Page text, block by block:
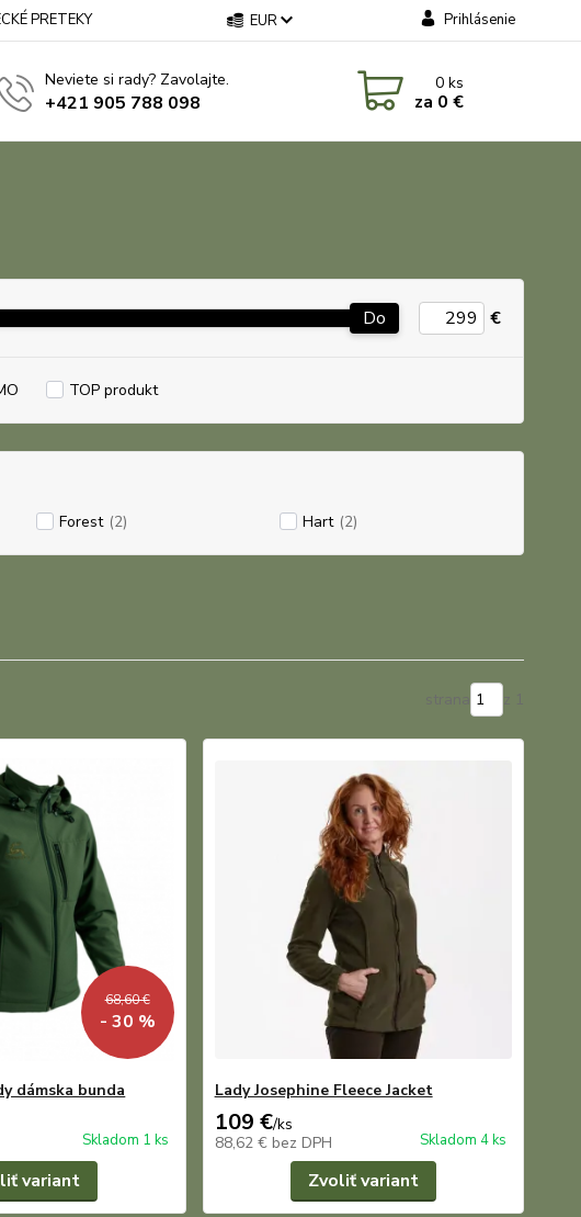
PRETEKY EUR Prihlásenie
Neviete si rady? Zavolajte.
+421 905 788 098
0ks
za 0 €
Do €
TOP produkt
Forest (2) Hart (2)
68,60 €
- 30 %
dámska bunda
Skladom 1 ks
variant
Lady Josephine Fleece Jacket
109 €/ks
88,62 € bez DPH Skladom 4 ks
Zvoliť variant